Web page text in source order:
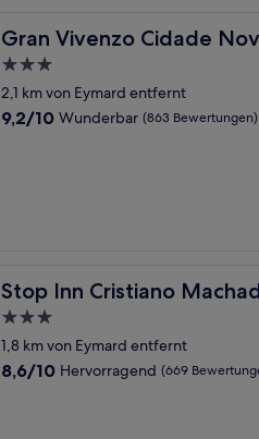
Gran Vivenzo Cidade
Gran Vivenzo Cidade Nova
3.0-
Sterne-
Unterkunft
2,1 km von Eymard entfernt
9.2
9,2/10 Wunderbar (863 Bewertungen)
Stop Inn Cristiano
Stop Inn Cristiano Machado
3.0-
Sterne-
Unterkunft
1,8 km von Eymard entfernt
8.6
8,6/10 Hervorragend (669